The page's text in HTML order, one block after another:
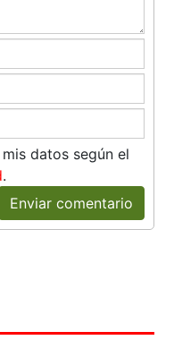
datos según el
.
Enviar comentario